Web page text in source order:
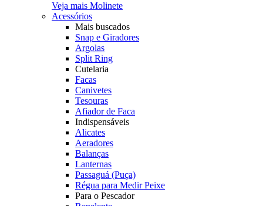
Veja mais Molinete
Acessórios
Mais buscados
Snap e Giradores
Argolas
Split Ring
Cutelaria
Facas
Canivetes
Tesouras
Afiador de Faca
Indispensáveis
Alicates
Aeradores
Balanças
Lanternas
Passaguá (Puça)
Régua para Medir Peixe
Para o Pescador